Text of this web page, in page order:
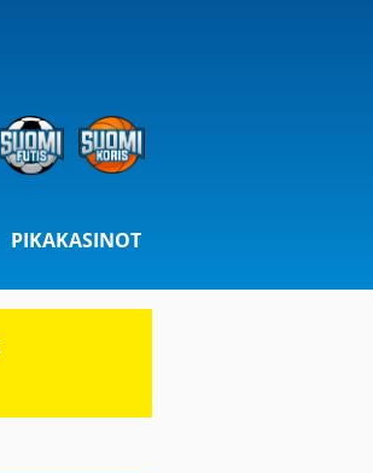
PIKAKASINOT